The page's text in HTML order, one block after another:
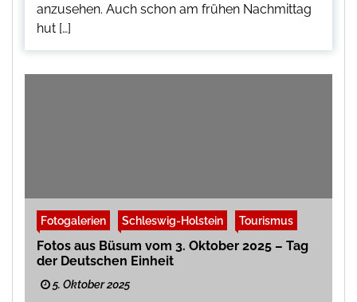
anzusehen. Auch schon am frühen Nachmittag
hut […]
Fotogalerien Schleswig-Holstein Tourismus
Fotos aus Büsum vom 3. Oktober 2025 – Tag
der Deutschen Einheit
5. Oktober 2025